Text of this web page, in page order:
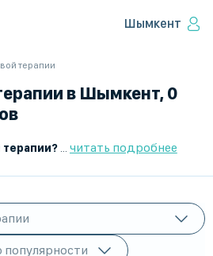
Шымкент
терапии
в Шымкент, 0
Врач лучевой терапии –
читать подробнее